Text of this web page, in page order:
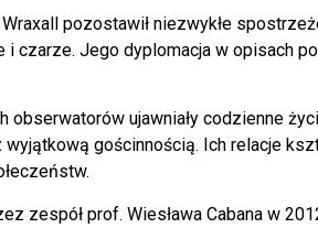
pozostawił niezwykłe
czarze. Jego dyplomacja w opisach
obserwatorów ujawniały codzienne
gościnnością. Ich relacje
zespół prof. Wiesława Cabana w